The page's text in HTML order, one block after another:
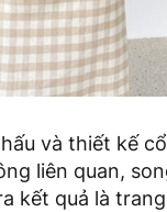
và thiết kế
liên quan,
kết quả là